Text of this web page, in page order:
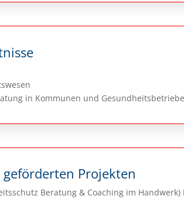
in Kommunen und
Projekten
Beratung & Coaching im